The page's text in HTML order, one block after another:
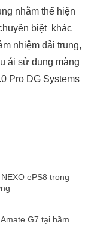
nhằm thể hiện
biệt khác
nhiệm dải trung,
ái sử dụng màng
Pro DG Systems
ePS8 trong
G7 tại hầm